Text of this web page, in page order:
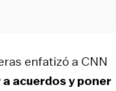
enfatizó a CNN
acuerdos y poner